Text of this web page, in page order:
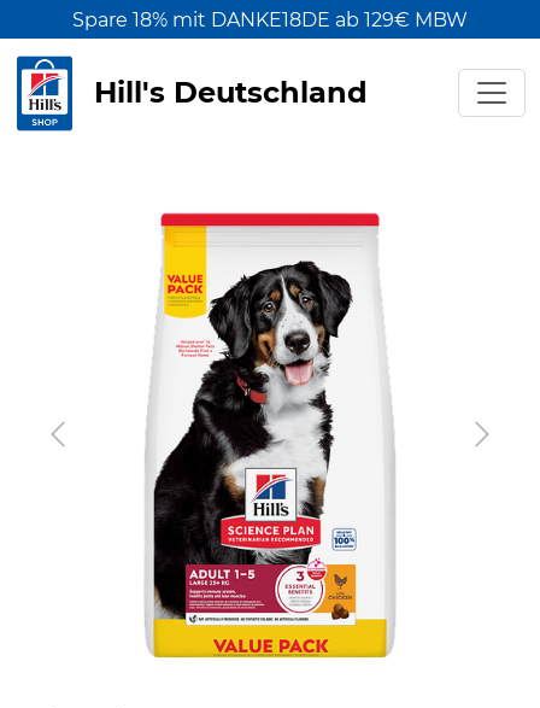
Spare 18% mit DANKE18DE ab 129€ MBW
Hill's Deutschland
Previous Next